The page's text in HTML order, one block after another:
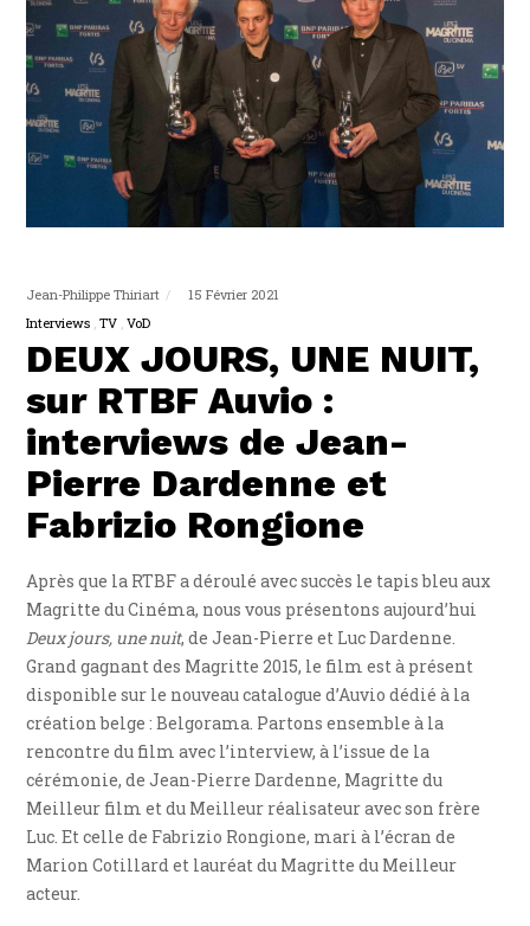
Jean-Philippe Thiriart
15 Février 2021
Interviews TV VoD
DEUX JOURS, UNE NUIT,
sur RTBF Auvio :
interviews de Jean-
Pierre Dardenne et
Fabrizio Rongione
Après que la RTBF a déroulé avec succès le tapis bleu aux
Magritte du Cinéma, nous vous présentons aujourd’hui
Deux jours, une nuit, de Jean-Pierre et Luc Dardenne.
Grand gagnant des Magritte 2015, le film est à présent
disponible sur le nouveau catalogue d’Auvio dédié à la
création belge : Belgorama. Partons ensemble à la
rencontre du film avec l’interview, à l’issue de la
cérémonie, de Jean-Pierre Dardenne, Magritte du
Meilleur film et du Meilleur réalisateur avec son frère
Luc. Et celle de Fabrizio Rongione, mari à l’écran de
Marion Cotillard et lauréat du Magritte du Meilleur
acteur.